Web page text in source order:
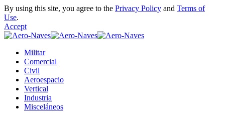
By using this site, you agree to the Privacy Policy and Terms of
Use.
Accept
Militar
Comercial
Civil
Aeroespacio
Vertical
Industria
Misceláneos